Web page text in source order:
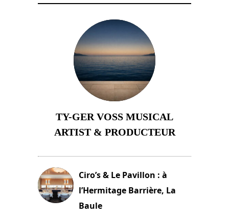
TY-GER VOSS MUSICAL
ARTIST & PRODUCTEUR
Ciro’s & Le Pavillon : à
l’Hermitage Barrière, La
Baule